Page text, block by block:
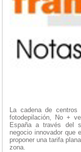
La cadena de centros
fotodepilación, No +
España a través del
negocio innovador que
proponer una tarifa
zona.